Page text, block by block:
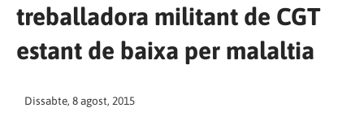
treballadora militant de CGT
estant de baixa per malaltia
Dissabte, 8 agost, 2015